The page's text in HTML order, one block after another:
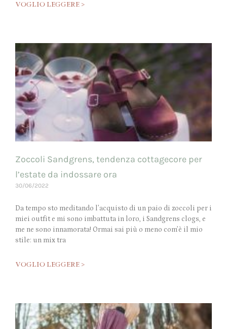
VOGLIO LEGGERE >
Zoccoli Sandgrens, tendenza cottagecore per
l’estate da indossare ora
30/06/2022
Da tempo sto meditando l’acquisto di un paio di zoccoli per i
miei outfit e mi sono imbattuta in loro, i Sandgrens clogs, e
me ne sono innamorata! Ormai sai più o meno com’è il mio
stile: un mix tra
VOGLIO LEGGERE >